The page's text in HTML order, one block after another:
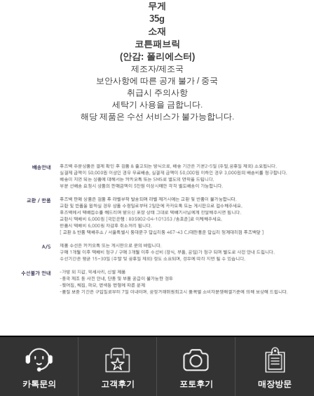
무게
35g
소재
코튼패브릭
(안감: 폴리에스터)
제조자/제조국
보안사항에 따른 공개 불가 / 중국
취급시 주의사항
세탁기 사용을 금합니다.
해당 제품은 수선 서비스가 불가능합니다.
카톡문의 고객후기 포토후기 매장방문